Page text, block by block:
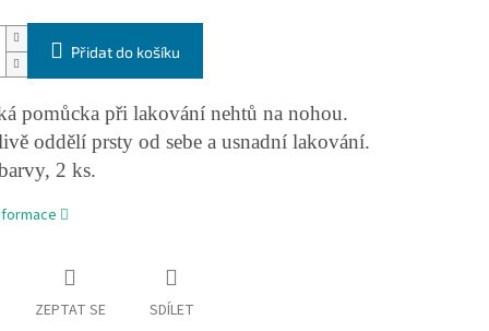
Přidat do košíku
pomůcka při lakování nehtů na nohou.
oddělí prsty od sebe a usnadní lakování.
2 ks.
ZEPTAT SE SDÍLET